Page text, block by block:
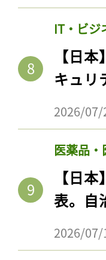
IT・ビジ
【日
キュリ
2026/07/
医薬品
【日
表。自
2026/07/